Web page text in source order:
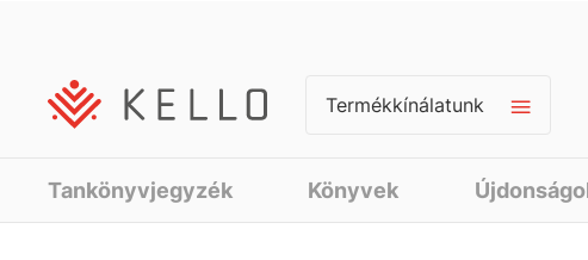
Termékkínálatunk
Tankönyvjegyzék Könyvek